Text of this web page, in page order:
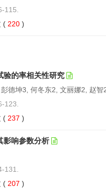
115.
( 220 )
验的率相关性研究
德坤3, 何冬东2, 文丽娜2, 赵智
123.
( 237 )
影响参数分析
131.
( 207 )